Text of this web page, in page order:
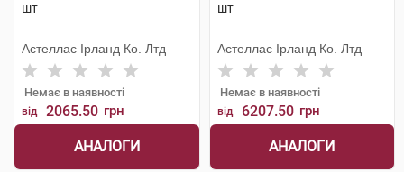
шт
Астеллас Ірланд Ко. Лтд
Немає в наявності
від 2065.50 грн
АНАЛОГИ
шт
Астеллас Ірланд Ко. Лтд
Немає в наявності
від 6207.50 грн
АНАЛОГИ